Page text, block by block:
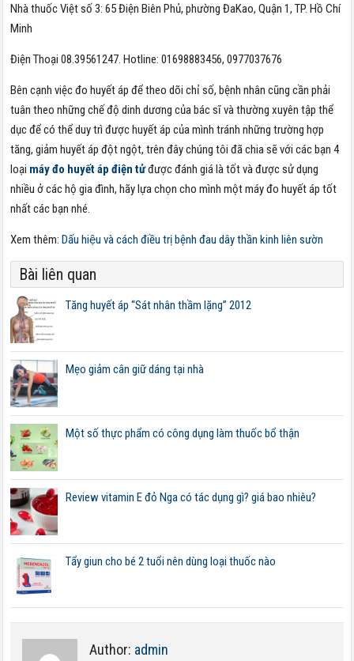
Nhà thuốc Việt số 3: 65 Điện Biên Phủ, phường ĐaKao, Quận 1, TP. Hồ Chí
Minh
Điện Thoại 08.39561247. Hotline: 01698883456, 0977037676
Bên cạnh việc đo huyết áp để theo dõi chỉ số, bệnh nhân cũng cần phải
tuân theo những chế độ dinh dương của bác sĩ và thường xuyên tập thể
dục để có thể duy trì được huyết áp của mình tránh những trường hợp
tăng, giảm huyết áp đột ngột, trên đây chúng tôi đã chia sẽ với các bạn 4
loại máy đo huyết áp điện tửđược đánh giá là tốt và được sử dụng
nhiều ở các hộ gia đình, hãy lựa chọn cho mình một máy đo huyết áp tốt
nhất các bạn nhé.
Xem thêm: Dấu hiệu và cách điều trị bệnh đau dây thần kinh liên sườn
Bài liên quan
Tăng huyết áp “Sát nhân thầm lặng” 2012
Mẹo giảm cân giữ dáng tại nhà
Một số thực phẩm có công dụng làm thuốc bổ thận
Review vitamin E đỏ Nga có tác dụng gì? giá bao nhiêu?
Tẩy giun cho bé 2 tuổi nên dùng loại thuốc nào
Author: admin